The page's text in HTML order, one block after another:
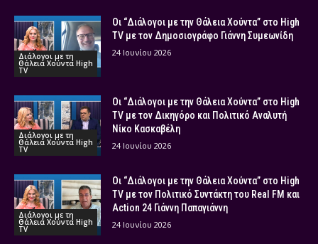
Διάλογοι με τη
Θάλεια Χούντα High
TV
Οι “Διάλογοι με την Θάλεια Χούντα” στο High
TV με τον Δημοσιογράφο Γιάννη Συμεωνίδη
24 Ιουνίου 2026
Διάλογοι με τη
Θάλεια Χούντα High
TV
Οι “Διάλογοι με την Θάλεια Χούντα” στο High
TV με τον Δικηγόρο και Πολιτικό Αναλυτή
Νίκο Κασκαβέλη
24 Ιουνίου 2026
Διάλογοι με τη
Θάλεια Χούντα High
TV
Οι “Διάλογοι με την Θάλεια Χούντα” στο High
TV με τον Πολιτικό Συντάκτη του Real FM και
Action 24 Γιάννη Παπαγιάννη
24 Ιουνίου 2026